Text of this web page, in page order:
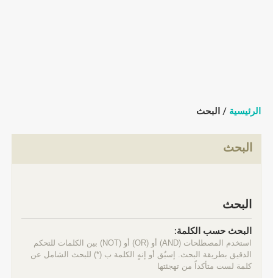
الرئيسية / البحث
البحث
البحث
البحث حسب الكلمة:
استخدم المصطلحات (AND) أو (OR) أو (NOT) بين الكلمات للتحكم
الدقيق بطريقة البحث. إسبُق أو إنهٍ الكلمة ب (*) للبحث الشامل عن
كلمة لست متأكداً من تهجئتها